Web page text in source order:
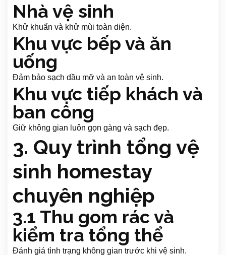
Nhà vệ sinh
Khử khuẩn và khử mùi toàn diện.
Khu vực bếp và ăn
uống
Đảm bảo sạch dầu mỡ và an toàn vệ sinh.
Khu vực tiếp khách và
ban công
Giữ không gian luôn gọn gàng và sạch đẹp.
3. Quy trình tổng vệ
sinh homestay
chuyên nghiệp
3.1 Thu gom rác và
kiểm tra tổng thể
Đánh giá tình trạng không gian trước khi vệ sinh.